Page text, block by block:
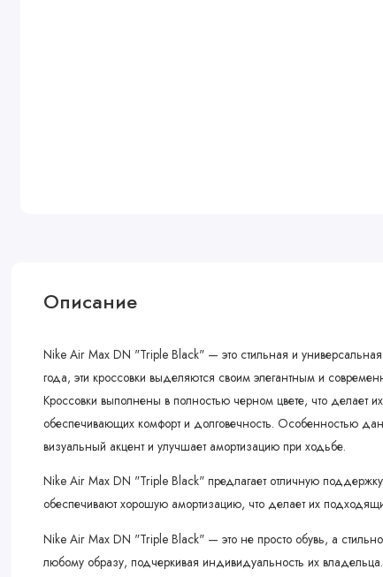
Описание
Nike Air Max DN "Triple Black" — это стильная и
года, эти кроссовки выделяются своим элегантным и
Кроссовки выполнены в полностью черном цвете, что делает
обеспечивающих комфорт и долговечность. Особенностью
визуальный акцент и улучшает амортизацию при ходьбе.
Nike Air Max DN "Triple Black" предлагает отличную
обеспечивают хорошую амортизацию, что делает их
Nike Air Max DN "Triple Black" — это не просто обувь, а
любому образу, подчеркивая индивидуальность их владельца.